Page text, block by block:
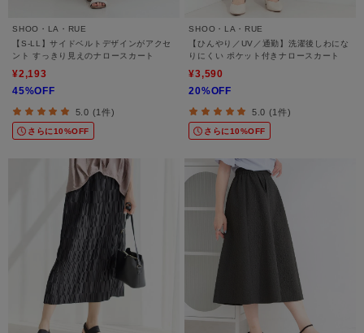
SHOO・LA・RUE
【S-LL】サイドベルトデザインがアクセ
ント すっきり見えのナロースカート
¥2,193
45%OFF
5.0 (1件)
さらに10%OFF
SHOO・LA・RUE
【ひんやり／UV／通勤】洗濯後しわにな
りにくい ポケット付きナロースカート
¥3,590
20%OFF
5.0 (1件)
さらに10%OFF